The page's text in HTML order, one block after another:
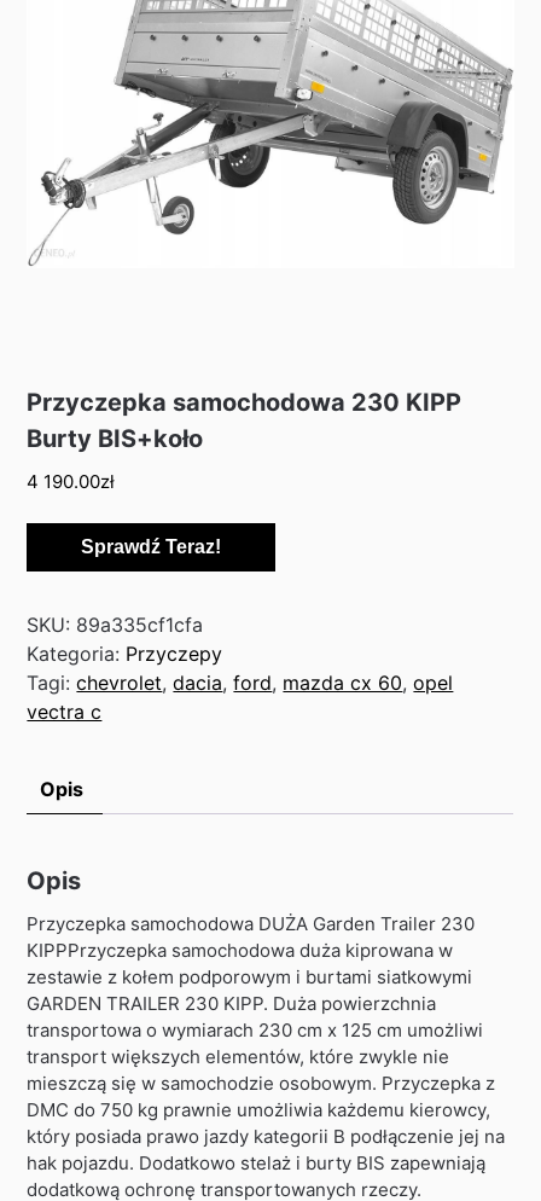
Przyczepka samochodowa 230 KIPP
Burty BIS+koło
4 190.00zł
Sprawdź Teraz!
SKU: 89a335cf1cfa
Kategoria: Przyczepy
Tagi:chevrolet,dacia,ford, mazda cx 60,opel
vectra c
Opis
Opis
Przyczepka samochodowa DUŻA Garden Trailer 230
KIPPPrzyczepka samochodowa duża kiprowana w
zestawie z kołem podporowym i burtami siatkowymi
GARDEN TRAILER 230 KIPP. Duża powierzchnia
transportowa o wymiarach 230 cm x 125 cm umożliwi
transport większych elementów, które zwykle nie
mieszczą się w samochodzie osobowym. Przyczepka z
DMC do 750 kg prawnie umożliwia każdemu kierowcy,
który posiada prawo jazdy kategorii B podłączenie jej na
hak pojazdu. Dodatkowo stelaż i burty BIS zapewniają
dodatkową ochronę transportowanych rzeczy.